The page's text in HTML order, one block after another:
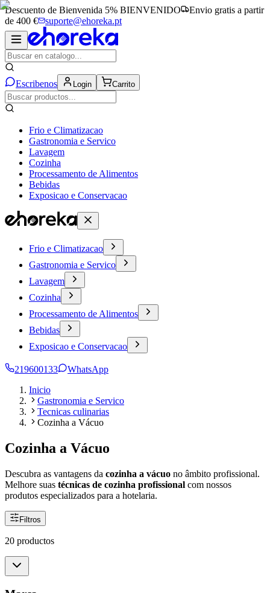
Descuento de Bienvenida 5% BIENVENIDO
Envio gratis a partir
de 400 €
suporte@ehoreka.pt
Escribenos Login Carrito
Frio e Climatizacao
Gastronomia e Servico
Lavagem
Cozinha
Processamento de Alimentos
Bebidas
Exposicao e Conservacao
Frio e Climatizacao
Gastronomia e Servico
Lavagem
Cozinha
Processamento de Alimentos
Bebidas
Exposicao e Conservacao
219600133
WhatsApp
Inicio
Gastronomia e Servico
Tecnicas culinarias
Cozinha a Vácuo
Cozinha a Vácuo
Descubra as vantagens da cozinha a vácuo no âmbito profissional.
Melhore suas técnicas de cozinha profissional com nossos
produtos especializados para a hotelaria.
Filtros
20 productos